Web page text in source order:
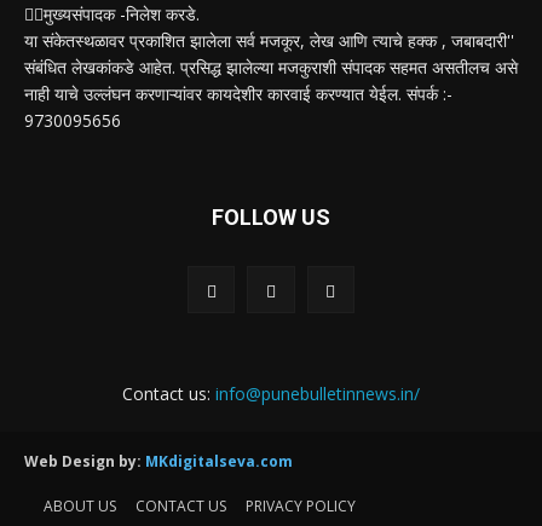
✍🏻मुख्यसंपादक -निलेश करडे.
या संकेतस्थळावर प्रकाशित झालेला सर्व मजकूर, लेख आणि त्याचे हक्क , जबाबदारी''
संबंधित लेखकांकडे आहेत. प्रसिद्ध झालेल्या मजकुराशी संपादक सहमत असतीलच असे
नाही याचे उल्लंघन करणाऱ्यांवर कायदेशीर कारवाई करण्यात येईल. संपर्क :-
9730095656
FOLLOW US
Contact us: info@punebulletinnews.in/
Web Design by: MKdigitalseva.com
ABOUT US CONTACT US
PRIVACY POLICY